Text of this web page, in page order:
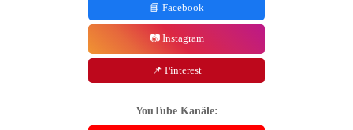
📘 Facebook
📷 Instagram
📌 Pinterest
YouTube Kanäle: